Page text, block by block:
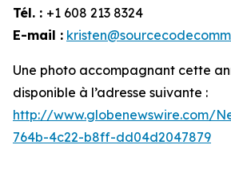
Tél. : +1 608 213 8324
E-mail :
Une photo accompagnant cette
disponible à l’adresse suivante :
http://www.globenewswire.com/
764b-4c22-b8ff-dd04d2047879